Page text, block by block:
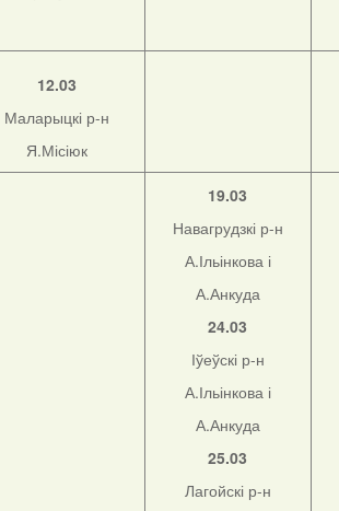
12.03
Маларыцкі р-н
Я.Місіюк
19.03
Навагрудзкі р-н
А.Ільінкова і
А.Анкуда
24.03
Іўеўскі р-н
А.Ільінкова і
А.Анкуда
25.03
Лагойскі р-н